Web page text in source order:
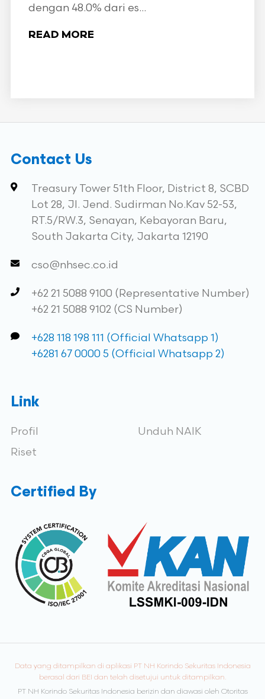
dengan 48.0% dari es...
READ MORE
Contact Us
Treasury Tower 51th Floor, District 8, SCBD
Lot 28, Jl. Jend. Sudirman No.Kav 52-53,
RT.5/RW.3, Senayan, Kebayoran Baru,
South Jakarta City, Jakarta 12190
cso@nhsec.co.id
+62 21 5088 9100 (Representative Number)
+62 21 5088 9102 (CS Number)
+628 118 198 111 (Official Whatsapp 1)
+6281 67 0000 5 (Official Whatsapp 2)
Link
Profil
Riset
Unduh NAIK
Certified By
Data yang ditampilkan di aplikasi PT NH Korindo Sekuritas Indonesia
berasal dari BEI dan telah disetujui untuk ditampilkan.
PT NH Korindo Sekuritas Indonesia berizin dan diawasi oleh Otoritas